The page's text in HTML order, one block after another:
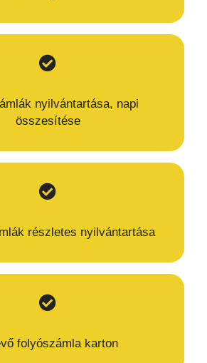
nyilvántartása, napi
összesítése
részletes nyilvántartása
folyószámla karton